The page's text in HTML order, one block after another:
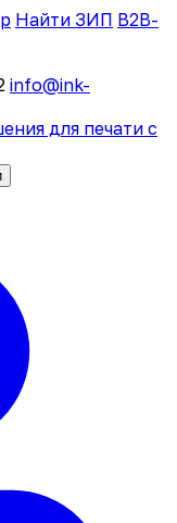
Найти ЗИП B2B-
info@ink-
для печати с